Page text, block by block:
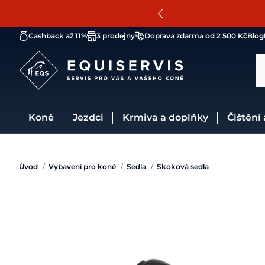
Cashback až 11% 3 prodejny Doprava zdarma od 2 500 KčBlog
Koně Jezdci Krmiva a doplňky
Úvod / Vybavení pro koně / Sedla / Skoková sedla